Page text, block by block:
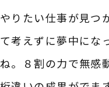
やりたい仕事が見つ
て考えずに夢中にな
ね。８割の力で無感